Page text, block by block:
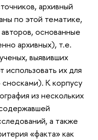
архивный
по этой тематике,
основанные
архивных), т.е.
выявивших
использовать их для
К корпусу
из нескольких
а также
«факта» как